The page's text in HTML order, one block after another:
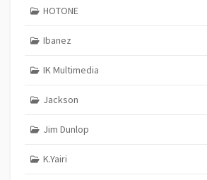
HOTONE
Ibanez
IK Multimedia
Jackson
Jim Dunlop
K.Yairi